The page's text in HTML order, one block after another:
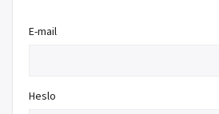
E-mail
Heslo